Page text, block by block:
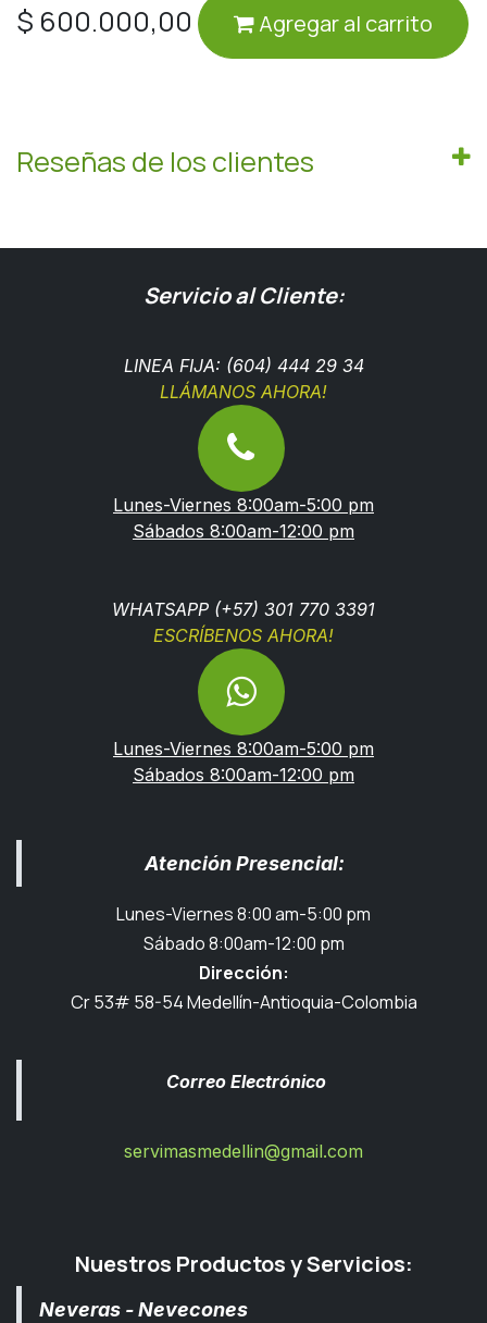
$ 600.000,00 Agregar al carrito
Reseñas de los clientes
Servicio al Cliente:
LINEA FIJA: (604) 444 29 34
LLÁMANOS AHORA!
Lunes-Viernes 8:00am-5:00 pm
Sábados 8:00am-12:00 pm
WHATSAPP (+57) 301 770 3391
ESCRÍBENOS AHORA!
Lunes-Viernes 8:00am-5:00 pm
Sábados 8:00am-12:00 pm
Atención Presencial:
Lunes-Viernes 8:00 am-5:00 pm
Sábado 8:00am-12:00 pm
Dirección:
Cr 53# 58-54 Medellín-Antioquia-Colombia
Correo Electrónico
servimasmedellin@gmail.com
Nuestros Productos y Servicios:
Neveras - Nevecones